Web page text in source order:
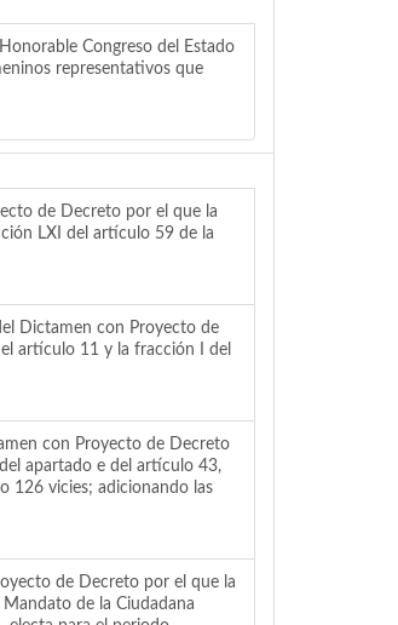
Congreso del Estado
representativos que
de Decreto por el que la
LXI del artículo 59 de la
Dictamen con Proyecto de
artículo 11 y la fracción I del
con Proyecto de Decreto
apartado e del artículo 43,
126 vicies; adicionando las
de Decreto por el que la
de la Ciudadana